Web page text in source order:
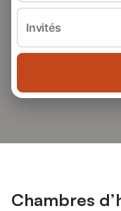
Invités
Chambres